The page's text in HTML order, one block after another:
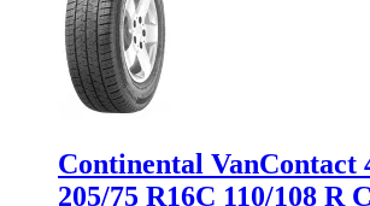
Continental VanContact
205/75 R16C 110/108 R